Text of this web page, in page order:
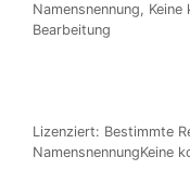
Namens­nen­nung,
Bearbeitung
Lizen­ziert: Bestimm­te
Namens­nen­nungK­ei­ne